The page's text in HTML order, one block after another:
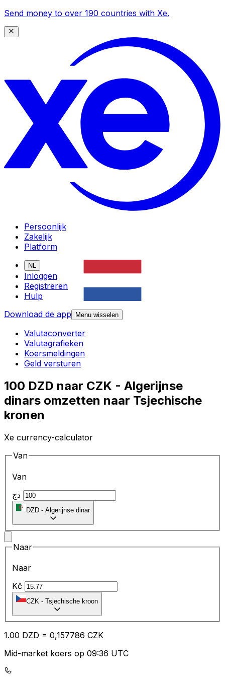
Send money to over 190 countries with Xe.
Persoonlijk
Zakelijk
Platform
NL
Inloggen
Registreren
Hulp
Download de app
Menu wisselen
Valutaconverter
Valutagrafieken
Koersmeldingen
Geld versturen
100 DZD naar CZK - Algerijnse
dinars omzetten naar Tsjechische
kronen
Xe currency-calculator
Van
Van
DZD - Algerijnse dinar
Naar
Naar
Kč
CZK - Tsjechische kroon
1.00 DZD = 0,157786 CZK
Mid-market koers op 09:36 UTC